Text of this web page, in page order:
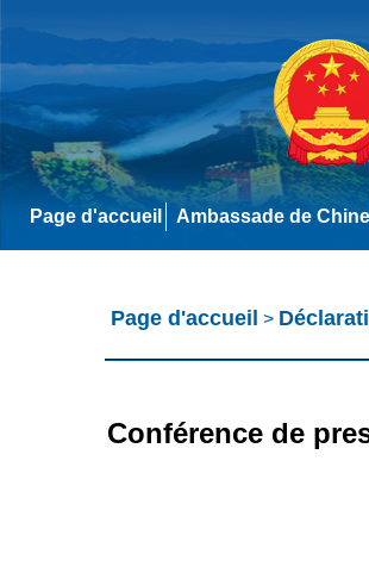
Page d'accueil Ambassade de Chine
Page d'accueil >
Conférence de